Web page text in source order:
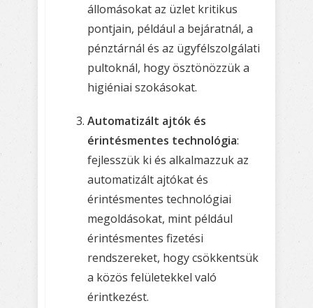
állomásokat az üzlet kritikus
pontjain, például a bejáratnál, a
pénztárnál és az ügyfélszolgálati
pultoknál, hogy ösztönözzük a
higiéniai szokásokat.
Automatizált ajtók és
érintésmentes technológia:
fejlesszük ki és alkalmazzuk az
automatizált ajtókat és
érintésmentes technológiai
megoldásokat, mint például
érintésmentes fizetési
rendszereket, hogy csökkentsük
a közös felületekkel való
érintkezést.